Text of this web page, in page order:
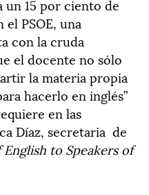
un 15 por ciento de
PSOE, una
con la cruda
el docente no sólo
la materia propia
hacerlo en inglés”
en las
Díaz, secretaria de
English to Speakers of